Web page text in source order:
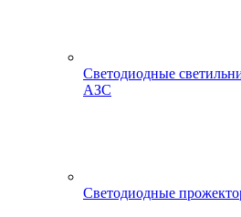
Светодиодные
АЗС
Светодиодные